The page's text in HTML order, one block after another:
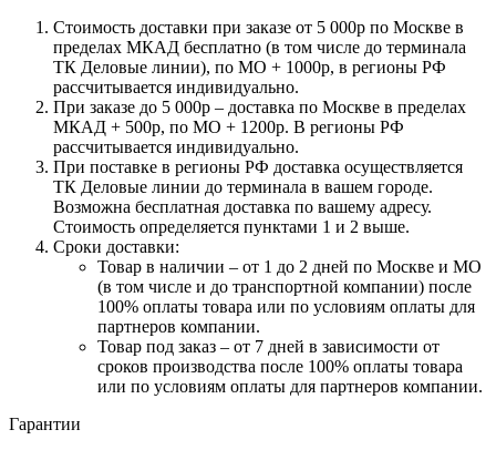
Стоимость доставки при заказе от 5 000р по Москве в
пределах МКАД бесплатно (в том числе до терминала
ТК Деловые линии), по МО + 1000р, в регионы РФ
рассчитывается индивидуально.
При заказе до 5 000р – доставка по Москве в пределах
МКАД + 500р, по МО + 1200р. В регионы РФ
рассчитывается индивидуально.
При поставке в регионы РФ доставка осуществляется
ТК Деловые линии до терминала в вашем городе.
Возможна бесплатная доставка по вашему адресу.
Стоимость определяется пунктами 1 и 2 выше.
Сроки доставки:
Товар в наличии – от 1 до 2 дней по Москве и МО
(в том числе и до транспортной компании) после
100% оплаты товара или по условиям оплаты для
партнеров компании.
Товар под заказ – от 7 дней в зависимости от
сроков производства после 100% оплаты товара
или по условиям оплаты для партнеров компании.
Гарантии